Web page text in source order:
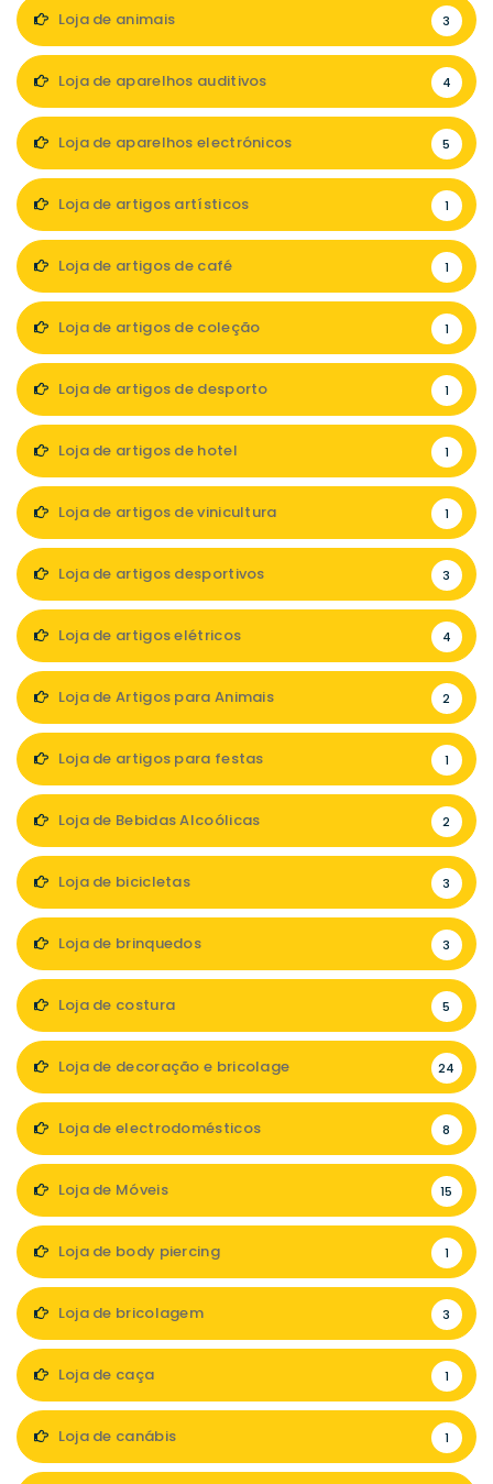
Loja de animais 3
Loja de aparelhos auditivos 4
Loja de aparelhos electrónicos 5
Loja de artigos artísticos 1
Loja de artigos de café 1
Loja de artigos de coleção 1
Loja de artigos de desporto 1
Loja de artigos de hotel 1
Loja de artigos de vinicultura 1
Loja de artigos desportivos 3
Loja de artigos elétricos 4
Loja de Artigos para Animais 2
Loja de artigos para festas 1
Loja de Bebidas Alcoólicas 2
Loja de bicicletas 3
Loja de brinquedos 3
Loja de costura 5
Loja de decoração e bricolage 24
Loja de electrodomésticos 8
Loja de Móveis 15
Loja de body piercing 1
Loja de bricolagem 3
Loja de caça 1
Loja de canábis 1